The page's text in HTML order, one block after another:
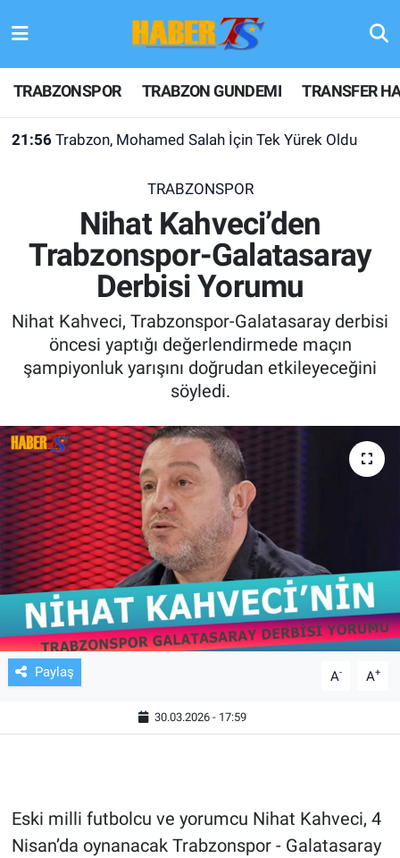
TRABZONSPOR TRABZON GUNDEMI TRANSFER
21:56 Trabzon, Mohamed Salah İçin Tek Yürek Oldu
TRABZONSPOR
Nihat Kahveci’den
Trabzonspor-Galatasaray
Derbisi Yorumu
Nihat Kahveci, Trabzonspor-Galatasaray derbisi
öncesi yaptığı değerlendirmede maçın
şampiyonluk yarışını doğrudan etkileyeceğini
söyledi.
Paylaş A- A+
30.03.2026 - 17:59
Eski milli futbolcu ve yorumcu Nihat Kahveci, 4
Nisan’da oynanacak Trabzonspor - Galatasaray
TRABZONSPOR
TRABZON GUNDEMI
KULİS MEYDANI
1461 TRABZON
FUTBOL
TV VE SİNEMA
BASKETBOL
SAĞLIK
GENEL
KÜLTÜR SANAT
ASAYİŞ
HABERDE İNSAN
Hava Durumu
Trafik Durumu
Son Dakika Haberleri
Haber Arşivi